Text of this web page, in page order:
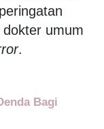
umum
.
Bagi